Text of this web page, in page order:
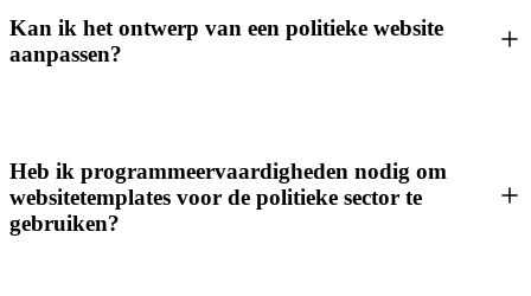
Kan ik het ontwerp van een politieke website
aanpassen?
Heb ik programmeervaardigheden nodig om
websitetemplates voor de politieke sector te
gebruiken?